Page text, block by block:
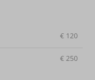
€ 120
€ 250